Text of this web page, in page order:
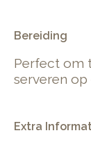
Bereiding
Perfect om
serveren op
Extra